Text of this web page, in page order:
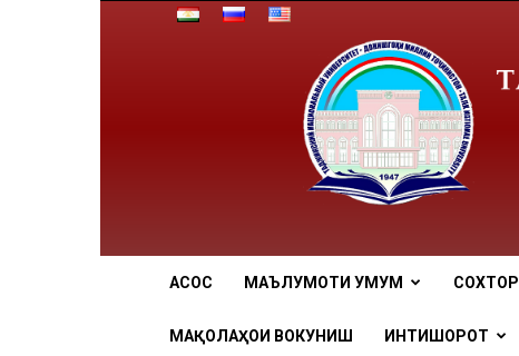
АCОСӢ МАЪЛУМОТИ УМУМӢ СОХТОР
МАҚОЛАҲОИ ВОКУНИШӢ ИНТИШОРОТ